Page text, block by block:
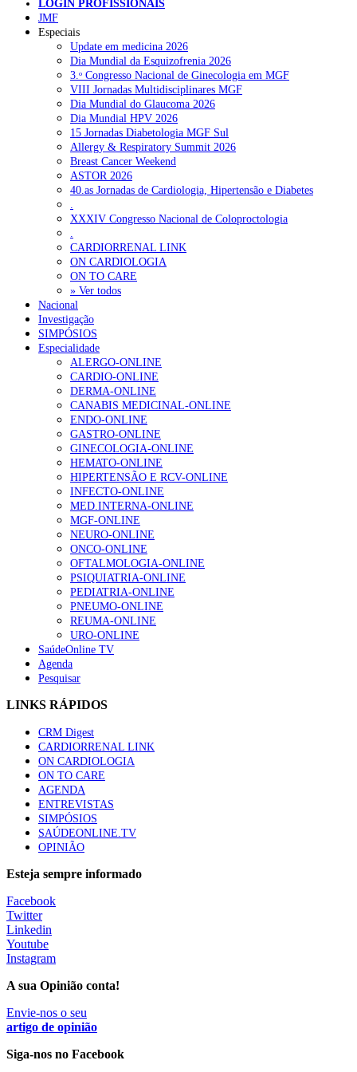
NOTÍCIAS RECENTES
Plataforma criada por estudantes apoia famílias após diagnóstico
de demência 5 de Agosto, 2026
ULS Alto Alentejo e IPO de Lisboa reforçam cooperação em
Oncologia, formação e investigação 5 de Agosto, 2026
Montenegro defende gestão pública ou privada para garantir
médicos de família 5 de Agosto, 2026
Governo admite cobrar taxas a utentes que recusem vaga em
cuidados continuados 5 de Agosto, 2026
Estudo aponta potencial da casca de maracujá-roxo no controlo
da inflamação da asma 5 de Agosto, 2026
NOTÍCIAS MAIS LIDAS
Enfermagem Forense. “Da urgência ao tribunal, cada
gesto conta e cada profissional faz a diferença”
202 visualizações
Alguns milhares de utentes podem ficar sem médico de
família com nova regras do registo, alerta associação
167 visualizações
Quase quatro em cada dez doentes com enfarte
apresentavam níveis elevados de Lp(a), revela estudo
84 visualizações
Trodelvy aprovado para primeira linha no cancro da
mama triplo negativo metastático em doentes não
elegíveis para inibidores PD-(L)1
58 visualizações
te na Insuficiência Cardíaca” da Bayer
Canábis medicinal e saúde mental
53 visualizações
Plataforma criada por estudantes apoia famílias após
diagnóstico de demência
5 Ago, 2026
Oncologia, formação e investigação
LOGIN PROFISSIONAIS
JMF
Especiais
Update em medicina 2026
Dia Mundial da Esquizofrenia 2026
3.ᵒ Congresso Nacional de Ginecologia em MGF
VIII Jornadas Multidisciplinares MGF
Dia Mundial do Glaucoma 2026
Dia Mundial HPV 2026
15 Jornadas Diabetologia MGF Sul
Allergy & Respiratory Summit 2026
Breast Cancer Weekend
ASTOR 2026
40.as Jornadas de Cardiologia, Hipertensão e Diabetes
.
XXXIV Congresso Nacional de Coloproctologia
.
CARDIORRENAL LINK
ON CARDIOLOGIA
ON TO CARE
» Ver todos
Nacional
Investigação
SIMPÓSIOS
Especialidade
ALERGO-ONLINE
CARDIO-ONLINE
DERMA-ONLINE
CANABIS MEDICINAL-ONLINE
ENDO-ONLINE
GASTRO-ONLINE
GINECOLOGIA-ONLINE
HEMATO-ONLINE
HIPERTENSÃO E RCV-ONLINE
INFECTO-ONLINE
MED.INTERNA-ONLINE
MGF-ONLINE
NEURO-ONLINE
ONCO-ONLINE
OFTALMOLOGIA-ONLINE
PSIQUIATRIA-ONLINE
PEDIATRIA-ONLINE
PNEUMO-ONLINE
REUMA-ONLINE
URO-ONLINE
SaúdeOnline TV
Agenda
Pesquisar
LINKS RÁPIDOS
CRM Digest
CARDIORRENAL LINK
ON CARDIOLOGIA
ON TO CARE
AGENDA
ENTREVISTAS
SIMPÓSIOS
SAÚDEONLINE.TV
OPINIÃO
Esteja sempre informado
Facebook
Twitter
Linkedin
Youtube
Instagram
A sua Opinião conta!
Envie-nos o seu
artigo de opinião
Siga-nos no Facebook